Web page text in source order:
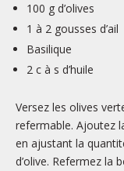
100 g d’olives
1 à 2 gousses d’ail
Basilique
2 c à s d’huile
Versez les olives
refermable. Ajoutez
en ajustant la
d’olive. Refermez la